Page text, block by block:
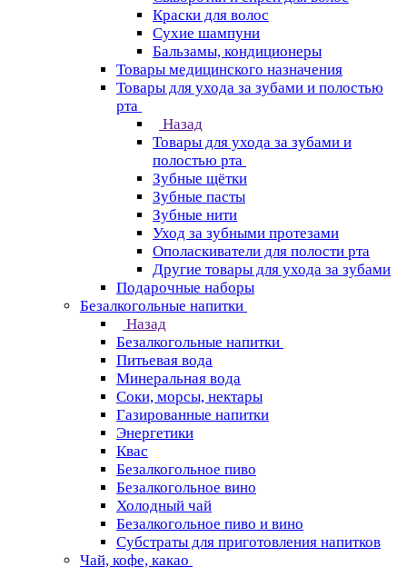
Краски для волос
Сухие шампуни
Бальзамы, кондиционеры
Товары медицинского назначения
Товары для ухода за зубами и полостью
рта
Назад
Товары для ухода за зубами и
полостью рта
Зубные щётки
Зубные пасты
Зубные нити
Уход за зубными протезами
Ополаскиватели для полости рта
Другие товары для ухода за зубами
Подарочные наборы
Безалкогольные напитки
Назад
Безалкогольные напитки
Питьевая вода
Минеральная вода
Соки, морсы, нектары
Газированные напитки
Энергетики
Квас
Безалкогольное пиво
Безалкогольное вино
Холодный чай
Безалкогольное пиво и вино
Субстраты для приготовления напитков
Чай, кофе, какао